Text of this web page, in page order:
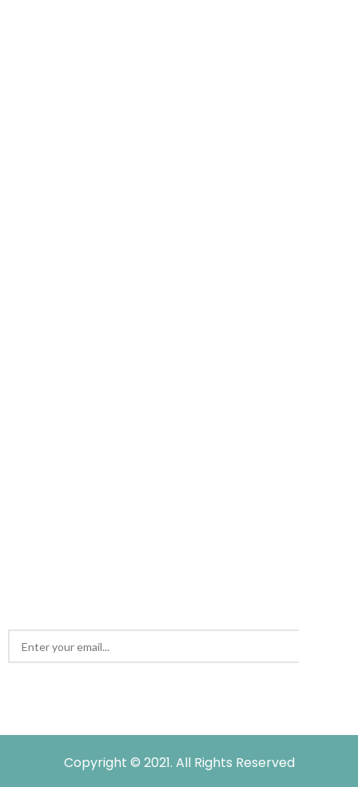
Copyright © 2021. All Rights Reserved